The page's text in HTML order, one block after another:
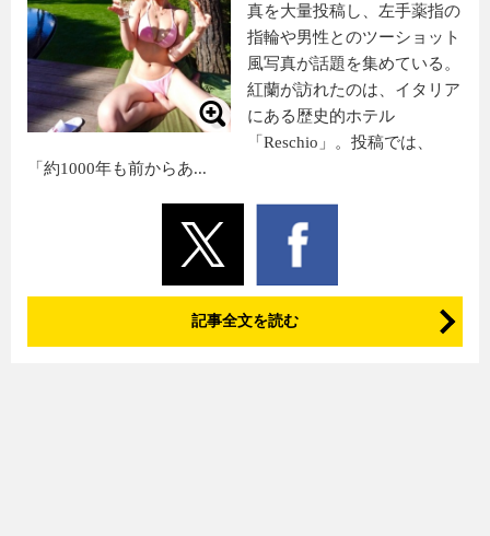
真を大量投稿し、左手薬指の
指輪や男性とのツーショット
風写真が話題を集めている。
紅蘭が訪れたのは、イタリア
にある歴史的ホテル
「Reschio」。投稿では、
「約1000年も前からあ...
記事全文を読む